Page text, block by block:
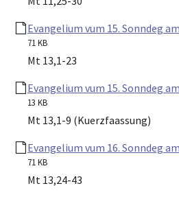
Evangelium vum 15. Sonndeg
71 KB
Mt 13,1-23
Evangelium vum 15. Sonndeg
13 KB
Mt 13,1-9 (Kuerzfaassung)
Evangelium vum 16. Sonndeg
71 KB
Mt 13,24-43